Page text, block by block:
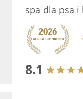
spa dla psa i
8.1